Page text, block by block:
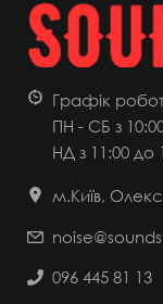
Графік
ПН - СБ з
НД з 11:00 до
м.Київ,
096 445 81 13